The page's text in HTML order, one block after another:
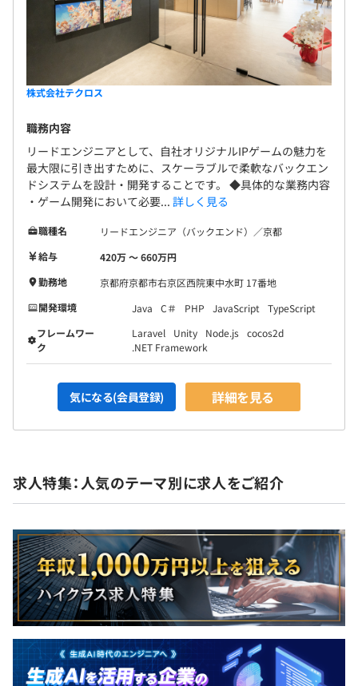
株式会社テクロス
職務内容
リードエンジニアとして、自社オリジナルIPゲームの魅力を
最大限に引き出すために、スケーラブルで柔軟なバックエン
ドシステムを設計・開発することです。 ◆具体的な業務内容
・ゲーム開発において必要... 詳しく見る
職種名
リードエンジニア（バックエンド）／京都
給与
420万 〜 660万円
勤務地
京都府京都市右京区西院東中水町 17番地
開発環境
Java C＃ PHP JavaScript
TypeScript
フレームワー
ク
Laravel Unity Node.js cocos2d
.NET Framework
気になる(会員登録) 詳細を見る
求人特集：人気のテーマ別に求人をご紹介